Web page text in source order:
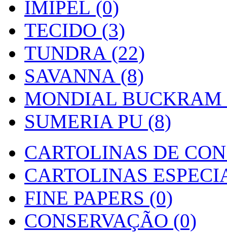
IMIPEL (0)
TECIDO (3)
TUNDRA (22)
SAVANNA (8)
MONDIAL BUCKRAM
SUMERIA PU (8)
CARTOLINAS DE
CARTOLINAS
FINE PAPERS (0)
CONSERVAÇÃO (0)